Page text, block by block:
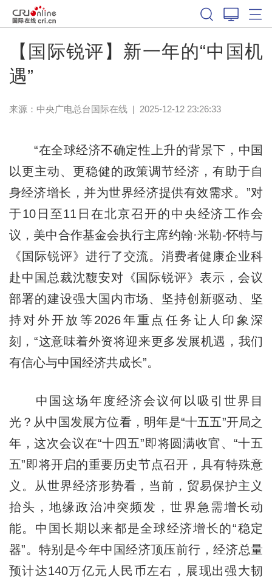
【国际锐评】新一年的“中国机
遇”
来源：中央广电总台国际在线| 2025-12-12 23:26:33
“在全球经济不确定性上升的背景下，中国
以更主动、更稳健的政策调节经济，有助于自
身经济增长，并为世界经济提供有效需求。”对
于10日至11日在北京召开的中央经济工作会
议，美中合作基金会执行主席约翰·米勒-怀特与
《国际锐评》进行了交流。消费者健康企业科
赴中国总裁沈馥安对《国际锐评》表示，会议
部署的建设强大国内市场、坚持创新驱动、坚
持对外开放等2026年重点任务让人印象深
刻，“这意味着外资将迎来更多发展机遇，我们
有信心与中国经济共成长”。
中国这场年度经济会议何以吸引世界目
光？从中国发展方位看，明年是“十五五”开局之
年，这次会议在“十四五”即将圆满收官、“十五
五”即将开启的重要历史节点召开，具有特殊意
义。从世界经济形势看，当前，贸易保护主义
抬头，地缘政治冲突频发，世界急需增长动
能。中国长期以来都是全球经济增长的“稳定
器”。特别是今年中国经济顶压前行，经济总量
预计达140万亿元人民币左右，展现出强大韧